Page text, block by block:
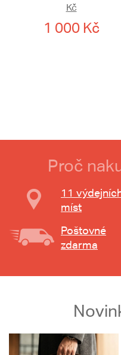
Kč
1 000 Kč
Proč
11
míst
Poštovné
zdarma